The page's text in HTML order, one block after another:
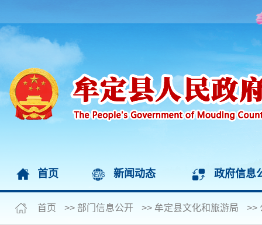
首页 新闻动态 政府信息
首页 >> 部门信息公开 >> 牟定县文化和旅游局 >>